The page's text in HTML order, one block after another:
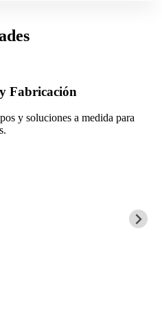
Fabricación
y soluciones a medida para